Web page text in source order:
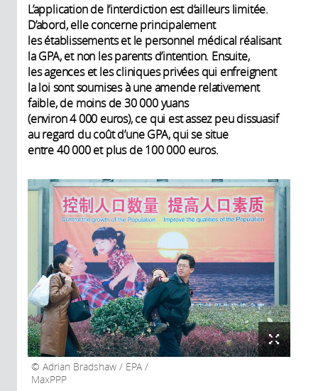
L’application de l’interdiction est d’ailleurs limitée.
D’abord, elle concerne principalement
les établissements et le personnel médical réalisant
la GPA, et non les parents d’intention. Ensuite,
les agences et les cliniques privées qui enfreignent
la loi sont soumises à une amende relativement
faible, de moins de 30 000 yuans
(environ 4 000 euros), ce qui est assez peu dissuasif
au regard du coût d’une GPA, qui se situe
entre 40 000 et plus de 100 000 euros.
Adrian Bradshaw / EPA /
MaxPPP